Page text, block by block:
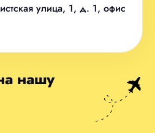
улица, 1, д. 1, офис
нашу